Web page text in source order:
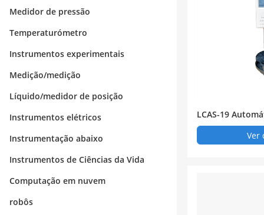
Medidor de pressão
Temperaturómetro
Instrumentos experimentais
Medição/medição
Líquido/medidor de posição
Instrumentos elétricos
Instrumentação abaixo
Instrumentos de Ciências da Vida
Computação em nuvem
robôs
LCAS-19
eligente (19 bits)
Ver